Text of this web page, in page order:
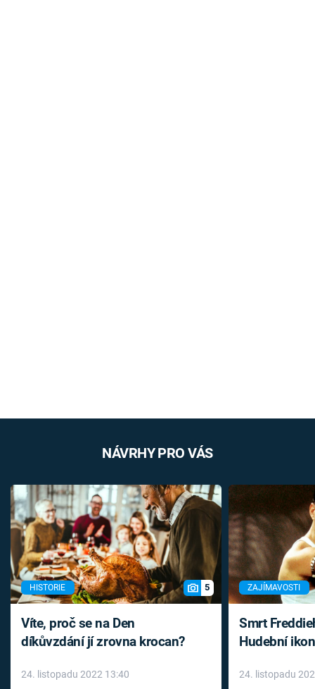
NÁVRHY PRO VÁS
HISTORIE 5
Víte, proč se na Den
díkůvzdání jí zrovna krocan?
24. listopadu 2022 13:40
ZAJÍMAVOSTI
Smrt
Hudební
léky
24. listopadu